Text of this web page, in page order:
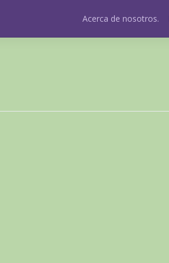
Acerca de nosotros.